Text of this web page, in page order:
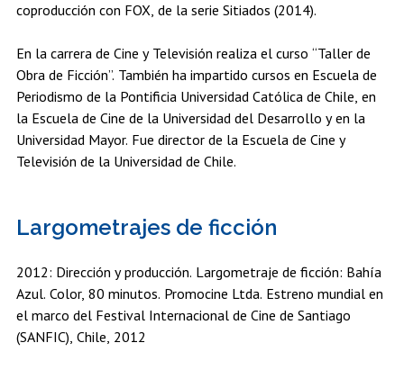
coproducción con FOX, de la serie Sitiados (2014).
En la carrera de Cine y Televisión realiza el curso “Taller de
Obra de Ficción”. También ha impartido cursos en Escuela de
Periodismo de la Pontificia Universidad Católica de Chile, en
la Escuela de Cine de la Universidad del Desarrollo y en la
Universidad Mayor. Fue director de la Escuela de Cine y
Televisión de la Universidad de Chile.
Largometrajes de ficción
2012: Dirección y producción. Largometraje de ficción: Bahía
Azul. Color, 80 minutos. Promocine Ltda. Estreno mundial en
el marco del Festival Internacional de Cine de Santiago
(SANFIC), Chile, 2012